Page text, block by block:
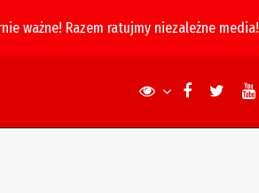
ważne! Razem ratujmy niezależne media!